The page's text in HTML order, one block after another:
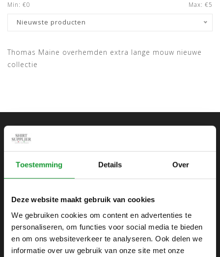
Toestemming Details Over
Deze website maakt gebruik van cookies
We gebruiken cookies om content en advertenties te
personaliseren, om functies voor social media te bieden
en om ons websiteverkeer te analyseren. Ook delen we
informatie over uw gebruik van onze site met onze
Min: €0 Max: €5
Nieuwste producten
Thomas Maine overhemden extra lange mouw nieuwe
collectie
collecties
SHIRTSUPPLIER.NL
Webshop voor mannen